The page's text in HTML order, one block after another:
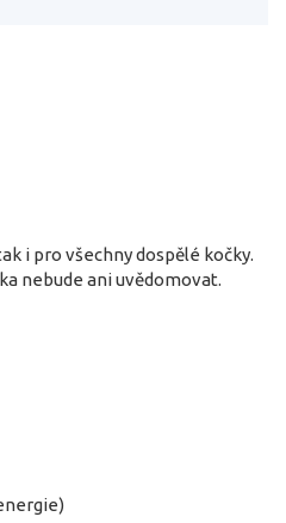
i pro všechny dospělé kočky.
nebude ani uvědomovat.